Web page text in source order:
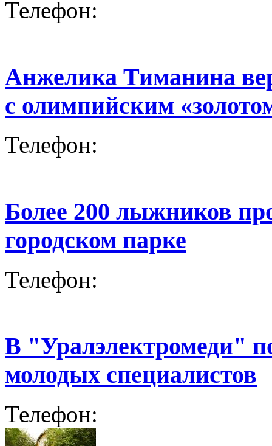
Телефон:
Анжелика Тиманина
с олимпийским
Телефон:
Более 200 лыжников
городском парке
Телефон:
В "Уралэлектромеди"
молодых специалистов
Телефон: